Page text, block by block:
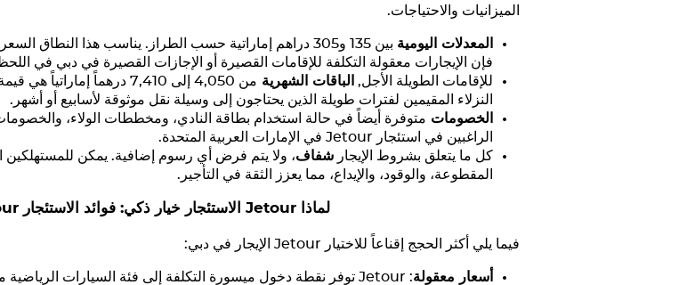
الميزانيات والاحتياجات.
المعدلات اليومية بين 135 و305 دراهم إماراتية حسب الطراز. يناسب هذا النطاق السعري مختلف الميزانيات والاحتياجات، و
فإن الإيجارات معقولة التكلفة للإقامات القصيرة أو الإجازات القصيرة في دبي في
للإقامات الطويلة الأجل, الباقات الشهرية
من 4,050 إلى 7,410 درهماً
النزلاء المقيمين لفترات طويلة الذين يحتاجون إلى وسيلة نقل موثوقة لأسابيع أو أشهر.
الخصومات متوفرة أيضاً في حالة استخدام بطاقة النادي، ومخططات الولاء،
الراغبين في استئجار Jetour في الإمارات العربية المتحدة.
كل ما يتعلق بشروط الإيجار شفاف، ولا يتم فرض أي رسوم إضافية. يمكن للمستهلكين
المقطوعة، والوقود، والإيداع، مما يعزز الثقة في التأجير.
لماذا Jetour الاستئجار خيار ذكي: فوائد الاستئجار
فيما يلي أكثر الحجج إقناعاً للاختيار Jetour الإيجار في دبي:
أسعار معقولة:
Jetour توفر نقطة دخول ميسورة التكلفة إلى فئة السيارات الرياضية